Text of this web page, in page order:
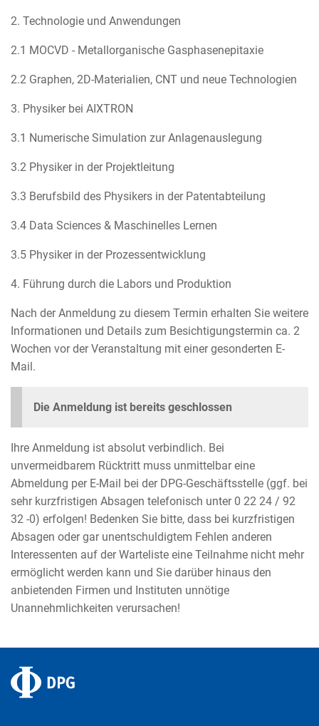
2. Technologie und Anwendungen
2.1 MOCVD - Metallorganische Gasphasenepitaxie
2.2 Graphen, 2D-Materialien, CNT und neue Technologien
3. Physiker bei AIXTRON
3.1 Numerische Simulation zur Anlagenauslegung
3.2 Physiker in der Projektleitung
3.3 Berufsbild des Physikers in der Patentabteilung
3.4 Data Sciences & Maschinelles Lernen
3.5 Physiker in der Prozessentwicklung
4. Führung durch die Labors und Produktion
Nach der Anmeldung zu diesem Termin erhalten Sie weitere
Informationen und Details zum Besichtigungstermin ca. 2
Wochen vor der Veranstaltung mit einer gesonderten E-
Mail.
Die Anmeldung ist bereits geschlossen
Ihre Anmeldung ist absolut verbindlich. Bei
unvermeidbarem Rücktritt muss unmittelbar eine
Abmeldung per E-Mail bei der DPG-Geschäftsstelle (ggf. bei
sehr kurzfristigen Absagen telefonisch unter 0 22 24 / 92
32 -0) erfolgen! Bedenken Sie bitte, dass bei kurzfristigen
Absagen oder gar unentschuldigtem Fehlen anderen
Interessenten auf der Warteliste eine Teilnahme nicht mehr
ermöglicht werden kann und Sie darüber hinaus den
anbietenden Firmen und Instituten unnötige
Unannehmlichkeiten verursachen!